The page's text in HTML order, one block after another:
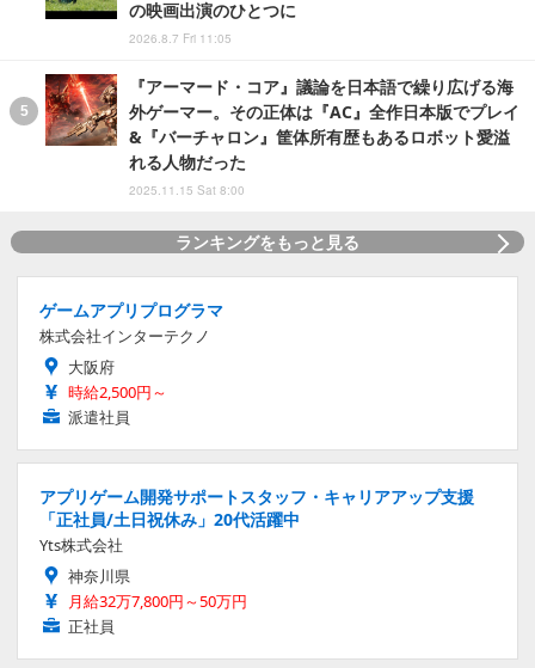
の映画出演のひとつに
2026.8.7 Fri 11:05
『アーマード・コア』議論を日本語で繰り広げる海
外ゲーマー。その正体は『AC』全作日本版でプレイ
&『バーチャロン』筐体所有歴もあるロボット愛溢
れる人物だった
2025.11.15 Sat 8:00
ランキングをもっと見る
ゲームアプリプログラマ
株式会社インターテクノ
大阪府
時給2,500円～
派遣社員
アプリゲーム開発サポートスタッフ・キャリアアップ支援
「正社員/土日祝休み」20代活躍中
Yts株式会社
神奈川県
月給32万7,800円～50万円
正社員